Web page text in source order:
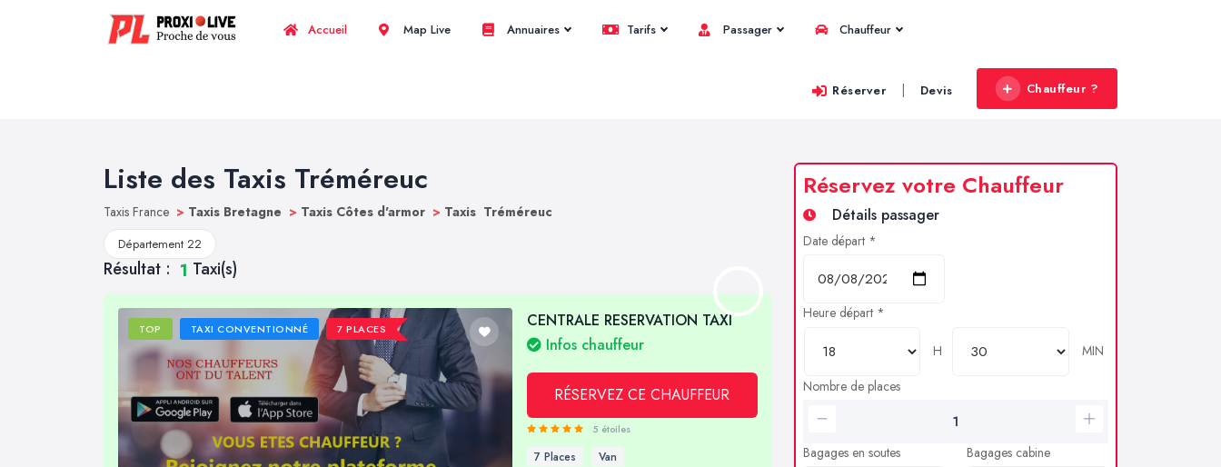
Accueil Map Live Annuaires Tarifs Passager Chauffeur
Réserver | Devis Chauffeur ?
Liste des Taxis Tréméreuc
Taxis France > Taxis Bretagne > Taxis Côtes d'armor > Taxis Tréméreuc
Département 22
Résultat : 1 Taxi(s)
TOP TAXI CONVENTIONNÉ 7 PLACES
CENTRALE RESERVATION TAXI
Infos chauffeur
RÉSERVEZ CE CHAUFFEUR
5 étoiles
7 Places Van
Réservez votre Chauffeur
Détails passager
Date départ *
Heure départ *
H
MIN
Nombre de places
Bagages en soutes Bagages cabine